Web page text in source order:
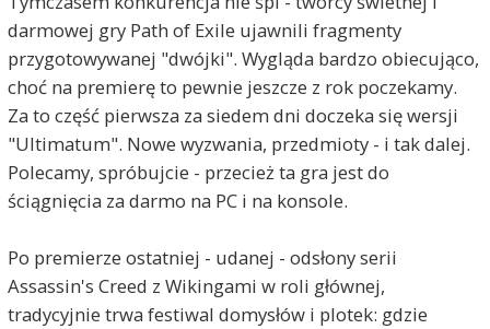
darmowej gry Path of Exile ujawnili fragmenty
przygotowywanej "dwójki". Wygląda bardzo obiecująco,
choć na premierę to pewnie jeszcze z rok poczekamy.
Za to część pierwsza za siedem dni doczeka się wersji
"Ultimatum". Nowe wyzwania, przedmioty - i tak dalej.
Polecamy, spróbujcie - przecież ta gra jest do
ściągnięcia za darmo na PC i na konsole.
Po premierze ostatniej - udanej - odsłony serii
Assassin's Creed z Wikingami w roli głównej,
tradycyjnie trwa festiwal domysłów i plotek: gdzie